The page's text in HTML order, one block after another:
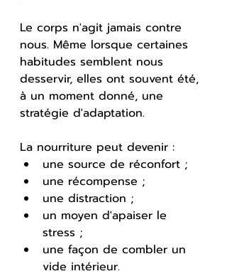
Le corps n'agit jamais contre
nous. Même lorsque certaines
habitudes semblent nous
desservir, elles ont souvent été,
à un moment donné, une
stratégie d'adaptation.
La nourriture peut devenir :
une source de réconfort ;
une récompense ;
une distraction ;
un moyen d'apaiser le
stress ;
une façon de combler un
vide intérieur.